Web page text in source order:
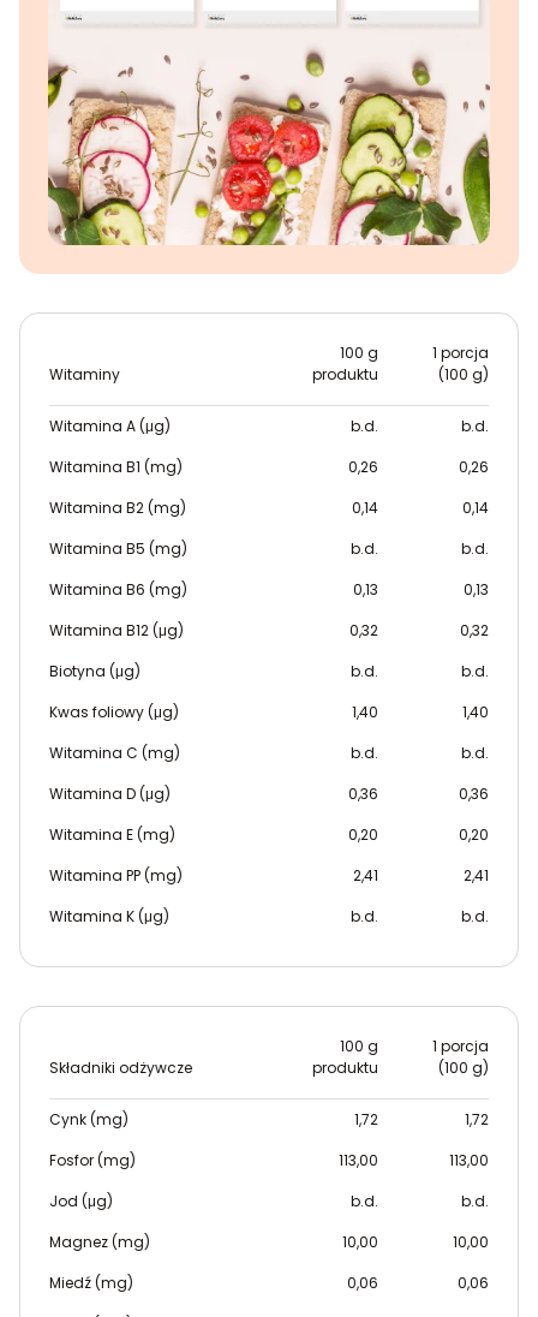
Witaminy
100 g
produktu
1 porcja
(100 g)
Witamina A (μg) b.d.
b.d.
Witamina B1 (mg)
0,26
0,26
Witamina B2 (mg)
0,14
0,14
Witamina B5 (mg)
b.d.
b.d.
Witamina B6 (mg)
0,13
0,13
Witamina B12 (μg)
0,32
0,32
Biotyna (μg)
b.d.
b.d.
Kwas foliowy (μg)
1,40
1,40
Witamina C (mg)
b.d.
b.d.
Witamina D (μg)
0,36
0,36
Witamina E (mg)
0,20
0,20
Witamina PP (mg)
2,41
2,41
Witamina K (μg)
b.d. b.d.
Składniki odżywcze
100 g
produktu
1 porcja
(100 g)
Cynk (mg) 1,72
1,72
Fosfor (mg)
113,00
113,00
Jod (μg)
b.d.
b.d.
Magnez (mg)
10,00
10,00
Miedź (mg)
0,06
0,06